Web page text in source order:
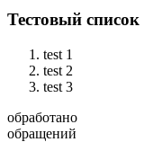
Тестовый список
test 1
test 2
test 3
обработано
обращений